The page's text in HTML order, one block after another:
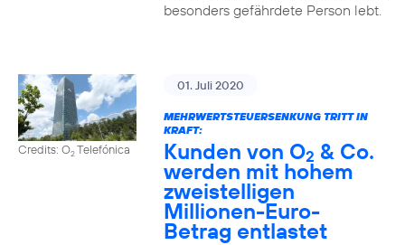
besonders gefährdete Person lebt.
Credits: O2Telefónica
01. Juli 2020
MEHRWERTSTEUERSENKUNG TRITT IN
KRAFT:
Kunden von O2 & Co.
werden mit hohem
zweistelligen
Millionen-Euro-
Betrag entlastet